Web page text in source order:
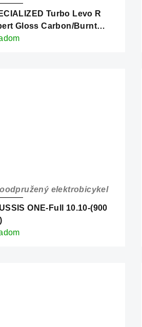
Turbo Levo R
Gloss Carbon/Burnt
Metallic
ONE-Full 10.10-(900
elektrobicykel